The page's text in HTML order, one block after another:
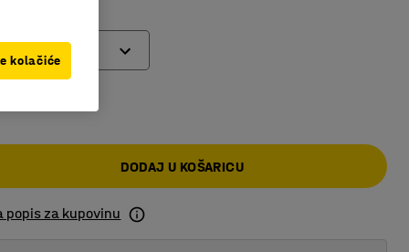
DODAJ U KOŠARICU
popis za kupovinu
kolačiće